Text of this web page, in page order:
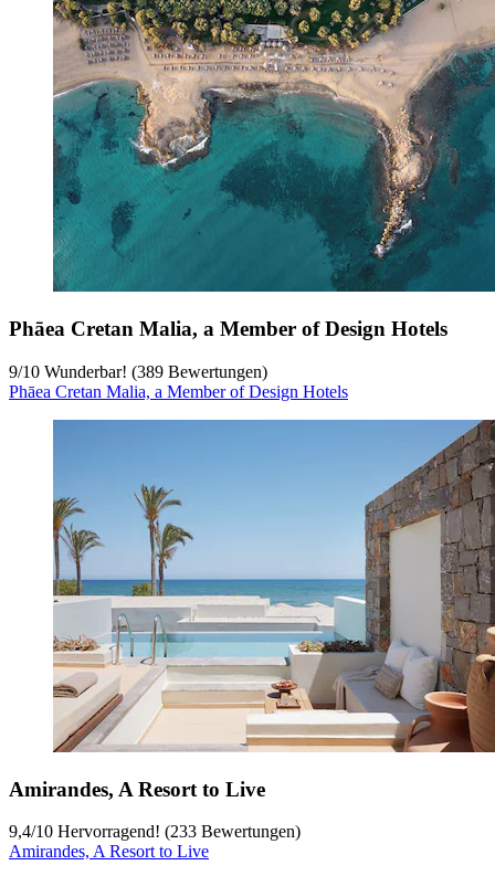
Phāea Cretan Malia, a Member of Design Hotels
9/10 Wunderbar! (389 Bewertungen)
Phāea Cretan Malia, a Member of Design Hotels
Amirandes, A Resort to Live
9,4/10 Hervorragend! (233 Bewertungen)
Amirandes, A Resort to Live